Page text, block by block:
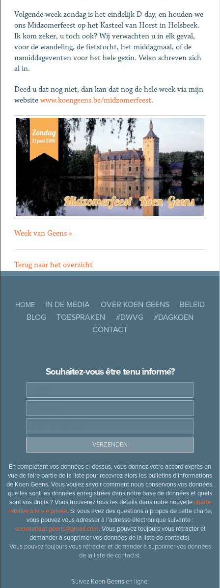
Volgende week zondag is het eindelijk D-day, en houden we
ons Midzomerfeest op het Kasteel van Horst in Holsbeek.
Ik kom zeker, u toch ook? Wij verwachten u in elk geval,
voor de wandeling, de fietstocht, het middagmaal, of de
namiddageventen voor het hele gezin. Velen schreven zich
al in.
Deed u dat nog niet, dan kan dat nog de hele week via mijn
website www.koengeens.be/midzomerfeest.
Week van Geens »
Terug naar het overzicht
HOME IN DE MEDIA OVER KOEN GEENS
BELEID
BLOG
TOESPRAKEN #DWVG
#DAGKOEN
CONTACT
Souhaitez-vous être tenu informé?
En complétant vos données ci-dessus, vous donnez votre accord exprès en
vue de faire partie de la liste pour recevrez alors les bulletins d’informations
de Koen Geens. Vous voulez savoir comment nous conservons vos données,
quelles sont les données enregistrées dans notre base de données et quels
sont vos droits ? Vous trouverez tous les détails dans notre nouvellecharte
relative à la vie privée. Si vous avez des questions à propos de cette charte,
vous pouvez vous adresser à l’adresse électronique suivante :
secretariaat.geens@gmail.com. Vous pouvez toujours vous rétracter et
demander à supprimer vos données de la liste de contacts).
Vous pouvez toujours vous rétracter et demander à supprimer vos données
de la liste de contacts).
Suivez Koen Geensen ligne: